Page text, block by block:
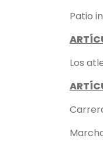
Patio
Los